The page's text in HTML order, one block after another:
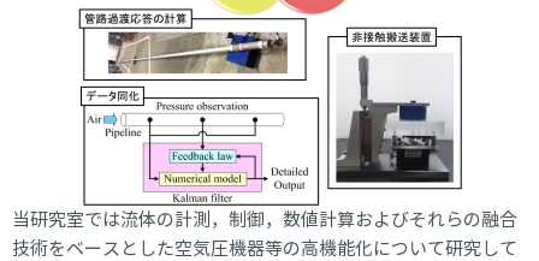
研究室紹介
関連リンク アクセス
JA EN
当研究室では流体の計測，制御，数値計算およびそれらの融合
技術をベースとした空気圧機器等の高機能化について研究して